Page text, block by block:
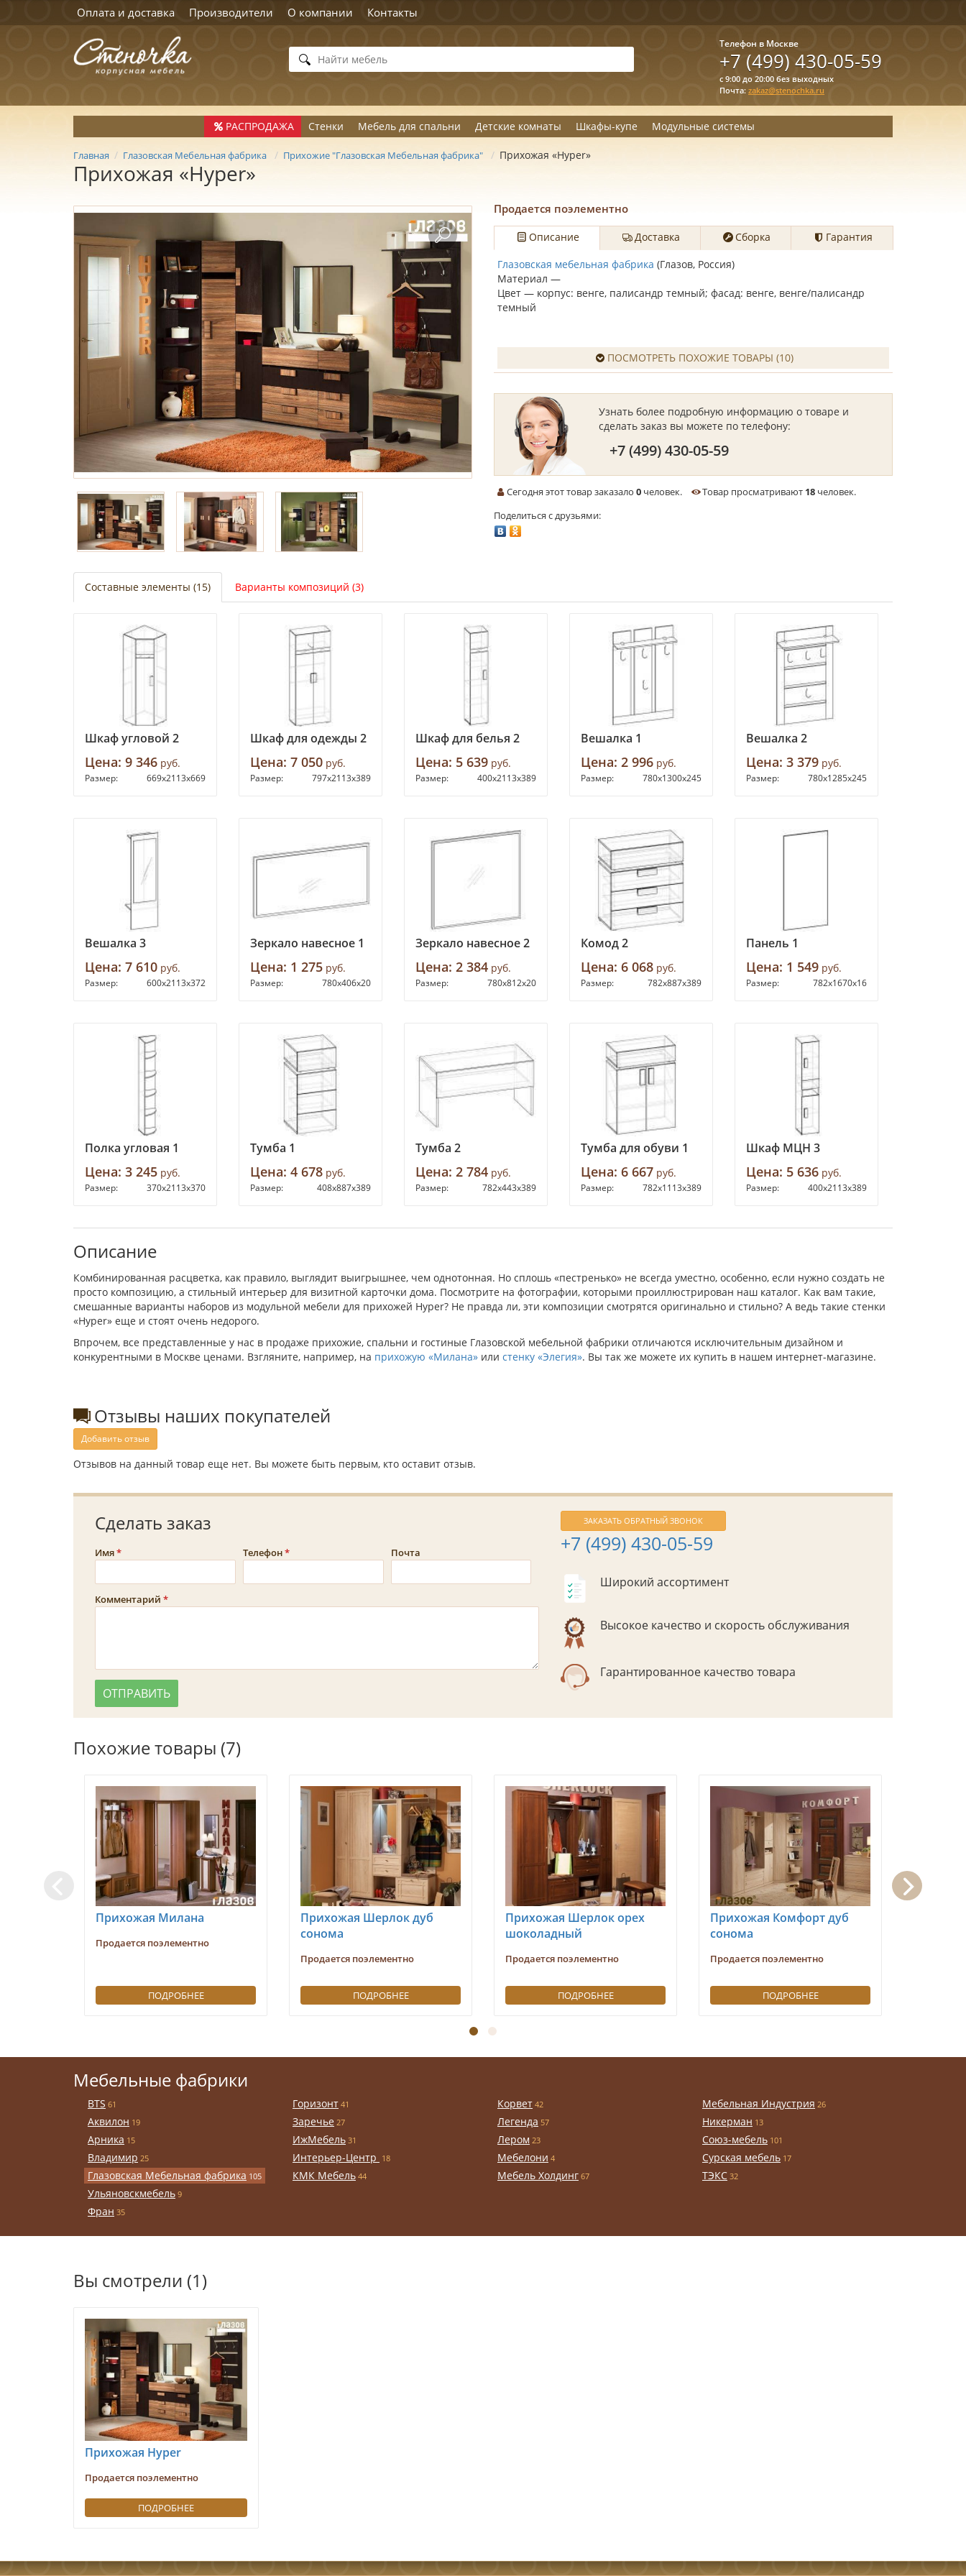
Оплата и доставка Производители О компании Контакты
Телефон в Москве
+7 (499) 430-05-59
с 9:00 до 20:00 без выходных
Почта: zakaz@stenochka.ru
РАСПРОДАЖА Стенки Мебель для спальни Детские комнаты Шкафы-купе Модульные системы
Главная Глазовская Мебельная фабрика Прихожие "Глазовская Мебельная фабрика" Прихожая «Hyper»
Прихожая «Hyper»
Продается поэлементно
Описание Доставка Сборка
Гарантия
Глазовская мебельная фабрика (Глазов, Россия)
Материал —
Цвет — корпус: венге, палисандр темный; фасад: венге, венге/палисандр
темный
ПОСМОТРЕТЬ ПОХОЖИЕ ТОВАРЫ (10)
Узнать более подробную информацию о товаре и
сделать заказ вы можете по телефону:
+7 (499) 430-05-59
Сегодня этот товар заказало0 человек. Товар просматривают 18 человек.
Поделиться с друзьями:
Составные элементы (15) Варианты композиций (3)
Шкаф угловой 2
Цена: 9 346 руб.
Размер: 669х2113х669
Шкаф для одежды 2
Цена: 7 050 руб.
Размер: 797х2113х389
Шкаф для белья 2
Цена: 5 639 руб.
Размер: 400х2113х389
Вешалка 1
Цена: 2 996 руб.
Размер: 780х1300х245
Вешалка 2
Цена: 3 379 руб.
Размер: 780х1285х245
Вешалка 3
Цена: 7 610 руб.
Размер: 600х2113х372
Зеркало навесное 1
Цена: 1 275 руб.
Размер: 780х406х20
Зеркало навесное 2
Цена: 2 384 руб.
Размер: 780х812х20
Комод 2
Цена: 6 068 руб.
Размер: 782х887х389
Панель 1
Цена: 1 549 руб.
Размер: 782х1670х16
Полка угловая 1
Цена: 3 245 руб.
Размер: 370х2113х370
Тумба 1
Цена: 4 678 руб.
Размер: 408х887х389
Тумба 2
Цена: 2 784 руб.
Размер: 782х443х389
Тумба для обуви 1
Цена: 6 667 руб.
Размер: 782х1113х389
Шкаф МЦН 3
Цена: 5 636 руб.
Размер: 400х2113х389
Описание
Комбинированная расцветка, как правило, выглядит выигрышнее, чем однотонная. Но сплошь «пестренько» не всегда уместно, особенно, если нужно создать не
просто композицию, а стильный интерьер для визитной карточки дома. Посмотрите на фотографии, которыми проиллюстрирован наш каталог. Как вам такие,
смешанные варианты наборов из модульной мебели для прихожей Hyper? Не правда ли, эти композиции смотрятся оригинально и стильно? А ведь такие стенки
«Hyper» еще и стоят очень недорого.
Впрочем, все представленные у нас в продаже прихожие, спальни и гостиные Глазовской мебельной фабрики отличаются исключительным дизайном и
конкурентными в Москве ценами. Взгляните, например, на прихожую «Милана» или стенку «Элегия». Вы так же можете их купить в нашем интернет-магазине.
Отзывы наших покупателей
Добавить отзыв
Отзывов на данный товар еще нет. Вы можете быть первым, кто оставит отзыв.
Сделать заказ
Имя Телефон Почта
Комментарий
ЗАКАЗАТЬ ОБРАТНЫЙ ЗВОНОК
+7 (499) 430-05-59
Широкий ассортимент
Высокое качество и скорость обслуживания
Гарантированное качество товара
Похожие товары (7)
Прихожая Милана
Продается поэлементно
ПОДРОБНЕЕ
Прихожая Шерлок дуб
сонома
Продается поэлементно
ПОДРОБНЕЕ
Прихожая Шерлок орех
шоколадный
Продается поэлементно
ПОДРОБНЕЕ
Прихожая Комфорт дуб
сонома
Продается поэлементно
ПОДРОБНЕЕ
Мебельные фабрики
BTS 61
Аквилон 19
Арника 15
Владимир 25
Глазовская Мебельная фабрика 105
Горизонт 41
Заречье 27
ИжМебель 31
Интерьер-Центр 18
КМК Мебель 44
Корвет 42
Легенда 57
Лером 23
Мебелони 4
Мебель Холдинг 67
Мебельная Индустрия 26
Никерман 13
Союз-мебель 101
Сурская мебель 17
ТЭКС 32
Ульяновскмебель 9
Фран 35
Вы смотрели (1)
Прихожая Hyper
Продается поэлементно
ПОДРОБНЕЕ